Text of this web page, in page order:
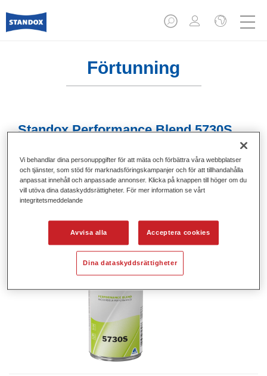
Förtunning
Standox Performance Blend 5730S
Produktnummer 4024669616286
Mer information
Vi behandlar dina personuppgifter för att mäta och förbättra våra webbplatser
och tjänster, som stöd för marknadsföringskampanjer och för att tillhandahålla
anpassat innehåll och anpassade annonser. Klicka på knappen till höger om du
vill utöva dina dataskyddsrättigheter. För mer information se vårt
integritetsmeddelande
Avvisa alla Acceptera cookies
Dina dataskyddsrättigheter